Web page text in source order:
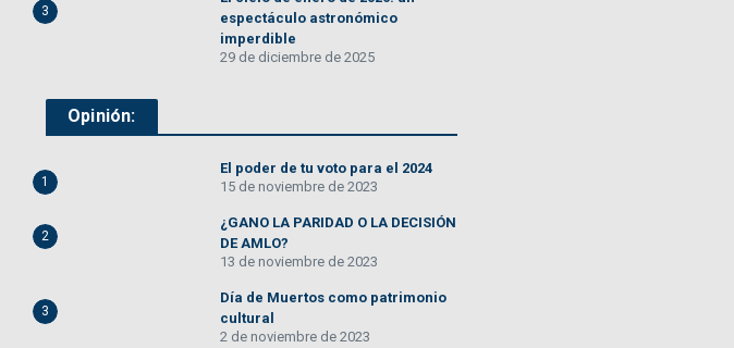
3
espectáculo astronómico
imperdible
29 de diciembre de 2025
Opinión:
1
El poder de tu voto para el 2024
15 de noviembre de 2023
2
¿GANO LA PARIDAD O LA DECISIÓN
DE AMLO?
13 de noviembre de 2023
3
Día de Muertos como patrimonio
cultural
2 de noviembre de 2023